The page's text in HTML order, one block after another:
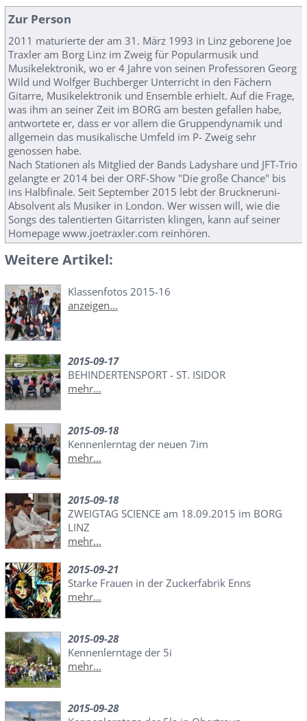
Zur Person
2011 maturierte der am 31. März 1993 in Linz geborene Joe
Traxler am Borg Linz im Zweig für Popularmusik und
Musikelektronik, wo er 4 Jahre von seinen Professoren Georg
Wild und Wolfger Buchberger Unterricht in den Fächern
Gitarre, Musikelektronik und Ensemble erhielt. Auf die Frage,
was ihm an seiner Zeit im BORG am besten gefallen habe,
antwortete er, dass er vor allem die Gruppendynamik und
allgemein das musikalische Umfeld im P- Zweig sehr
genossen habe.
Nach Stationen als Mitglied der Bands Ladyshare und JFT-Trio
gelangte er 2014 bei der ORF-Show "Die große Chance" bis
ins Halbfinale. Seit September 2015 lebt der Bruckneruni-
Absolvent als Musiker in London. Wer wissen will, wie die
Songs des talentierten Gitarristen klingen, kann auf seiner
Homepage www.joetraxler.com reinhören.
Weitere Artikel:
Klassenfotos 2015-16
anzeigen...
2015-09-17
BEHINDERTENSPORT - ST. ISIDOR
mehr...
2015-09-18
Kennenlerntag der neuen 7im
mehr...
2015-09-18
ZWEIGTAG SCIENCE am 18.09.2015 im BORG
LINZ
mehr...
2015-09-21
Starke Frauen in der Zuckerfabrik Enns
mehr...
2015-09-28
Kennenlerntage der 5i
mehr...
2015-09-28